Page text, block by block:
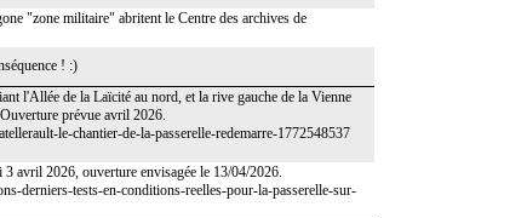
"zone militaire" abritent le Centre des archives de
! :)
l'Allée de la Laïcité au nord, et la rive gauche de la Vienne
prévue avril 2026.
le-chantier-de-la-passerelle-redemarre-1772548537
avril 2026, ouverture envisagée le 13/04/2026.
derniers-tests-en-conditions-reelles-pour-la-passerelle-sur-